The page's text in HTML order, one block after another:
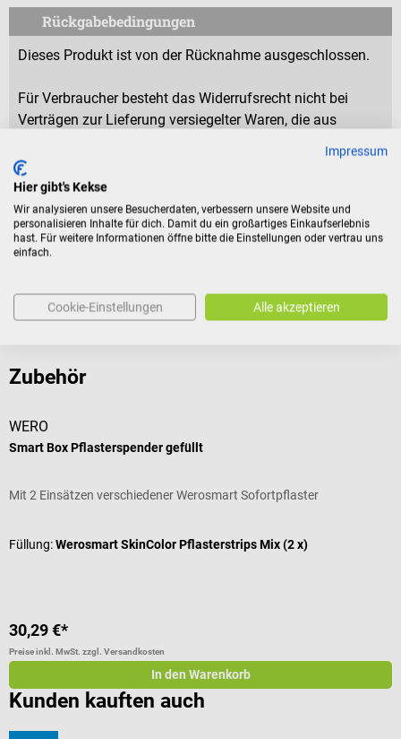
Rückgabebedingungen
Dieses Produkt ist von der Rücknahme ausgeschlossen.
Für Verbraucher besteht das Widerrufsrecht nicht bei
Verträgen zur Lieferung versiegelter Waren, die aus
zur Rückgabe geeignet sind, wenn ihre Versiegelung nach
der Lieferung entfernt wurde.
Produktidentifikation
Bewertungen
Zubehör
WERO
Smart Box Pflasterspender gefüllt
Mit 2 Einsätzen verschiedener Werosmart Sofortpflaster
Füllung:Werosmart SkinColor Pflasterstrips Mix (2 x)
30,29 €*
Preise inkl. MwSt. zzgl. Versandkosten
In den Warenkorb
Kunden kauften auch
Impressum
Hier gibt's Kekse
Wir analysieren unsere Besucherdaten, verbessern unsere Website und
personalisieren Inhalte für dich. Damit du ein großartiges Einkaufserlebnis
hast. Für weitere Informationen öffne bitte die Einstellungen oder vertrau uns
einfach.
Cookie-Einstellungen Alle akzeptieren